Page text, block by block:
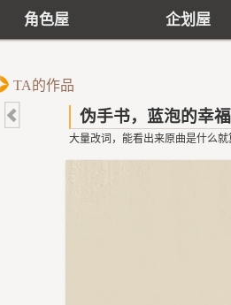
角色屋 企划屋
TA的作品
伪手书，蓝泡的幸
大量改词，能看出来原曲是什么